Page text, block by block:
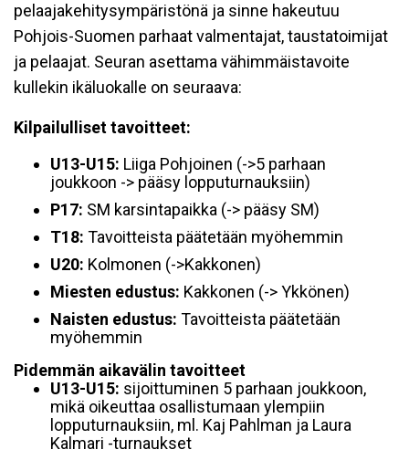
pelaajakehitysympäristönä ja sinne hakeutuu
Pohjois-Suomen parhaat valmentajat, taustatoimijat
ja pelaajat. Seuran asettama vähimmäistavoite
kullekin ikäluokalle on seuraava:
Kilpailulliset tavoitteet:
U13-U15: Liiga Pohjoinen (->5 parhaan
joukkoon -> pääsy lopputurnauksiin)
P17: SM karsintapaikka (-> pääsy SM)
T18: Tavoitteista päätetään myöhemmin
U20: Kolmonen (->Kakkonen)
Miesten edustus: Kakkonen (-> Ykkönen)
Naisten edustus: Tavoitteista päätetään
myöhemmin
Pidemmän aikavälin tavoitteet
U13-U15: sijoittuminen 5 parhaan joukkoon,
mikä oikeuttaa osallistumaan ylempiin
lopputurnauksiin, ml. Kaj Pahlman ja Laura
Kalmari -turnaukset